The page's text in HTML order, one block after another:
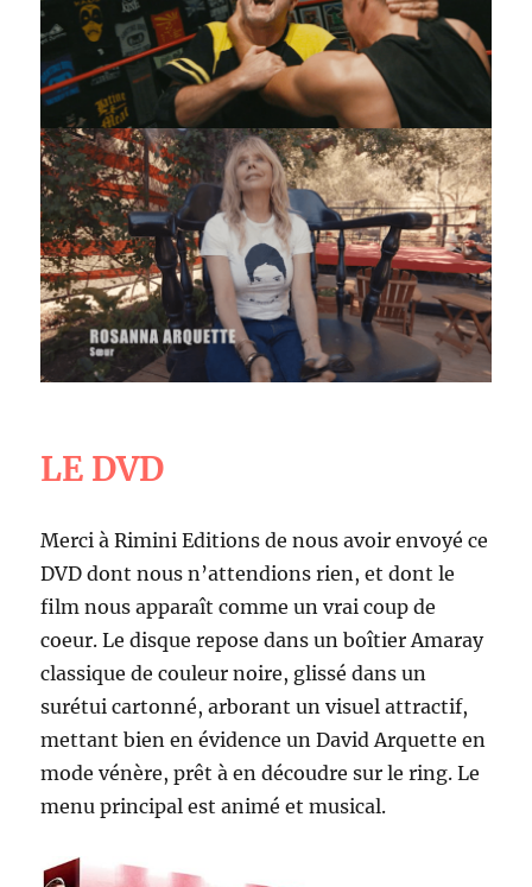
LE DVD
Merci à Rimini Editions de nous avoir envoyé ce
DVD dont nous n’attendions rien, et dont le
film nous apparaît comme un vrai coup de
coeur. Le disque repose dans un boîtier Amaray
classique de couleur noire, glissé dans un
surétui cartonné, arborant un visuel attractif,
mettant bien en évidence un David Arquette en
mode vénère, prêt à en découdre sur le ring. Le
menu principal est animé et musical.